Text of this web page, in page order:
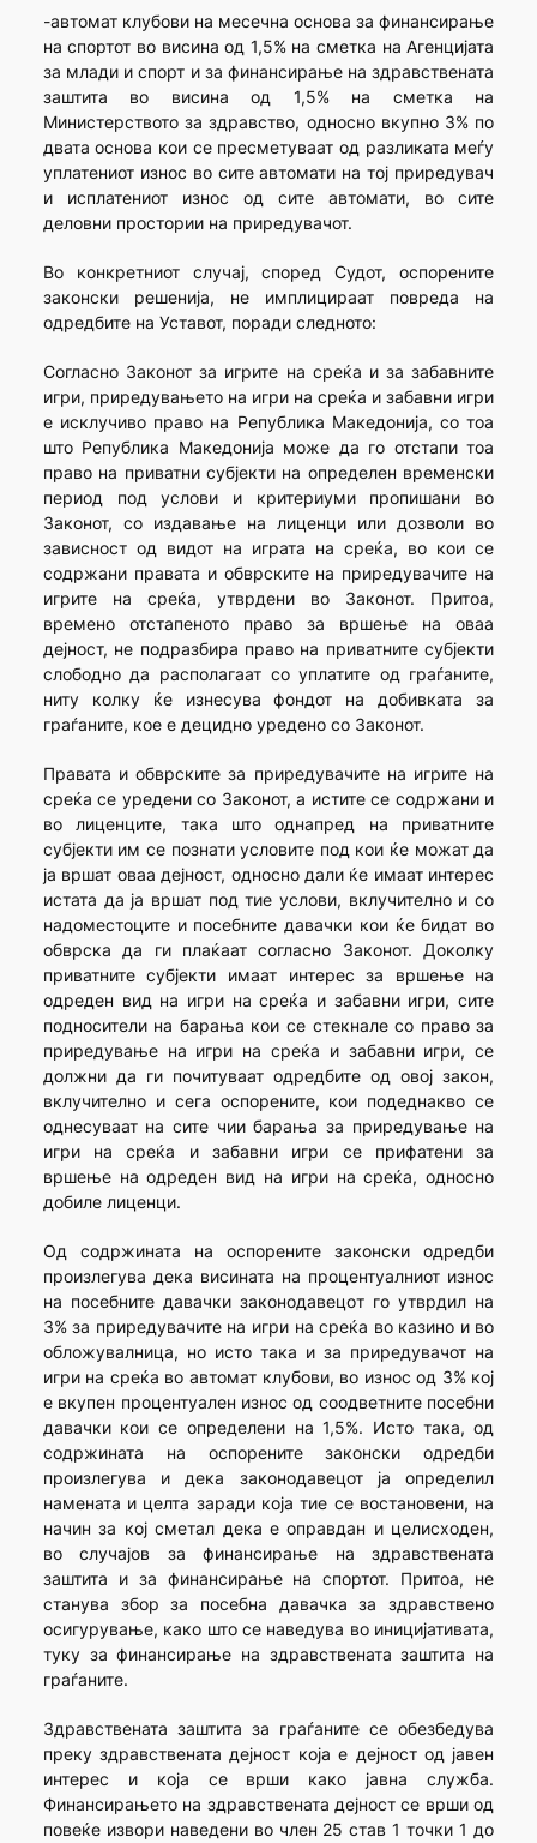
-автомат клубови на месечна основа за финансирање
на спортот во висина од 1,5% на сметка на Агенцијата
за млади и спорт и за финансирање на здравствената
заштита во висина од 1,5% на сметка на
Министерството за здравство, односно вкупно 3% по
двата основа кои се пресметуваат од разликата меѓу
уплатениот износ во сите автомати на тој приредувач
и исплатениот износ од сите автомати, во сите
деловни простории на приредувачот.
Во конкретниот случај, според Судот, оспорените
законски решенија, не имплицираат повреда на
одредбите на Уставот, поради следното:
Согласно Законот за игрите на среќа и за забавните
игри, приредувањето на игри на среќа и забавни игри
е исклучиво право на Република Македонија, со тоа
што Република Македонија може да го отстапи тоа
право на приватни субјекти на определен временски
период под услови и критериуми пропишани во
Законот, со издавање на лиценци или дозволи во
зависност од видот на играта на среќа, во кои се
содржани правата и обврските на приредувачите на
игрите на среќа, утврдени во Законот. Притоа,
времено отстапеното право за вршење на оваа
дејност, не подразбира право на приватните субјекти
слободно да располагаат со уплатите од граѓаните,
ниту колку ќе изнесува фондот на добивката за
граѓаните, кое е децидно уредено со Законот.
Правата и обврските за приредувачите на игрите на
среќа се уредени со Законот, а истите се содржани и
во лиценците, така што однапред на приватните
субјекти им се познати условите под кои ќе можат да
ја вршат оваа дејност, односно дали ќе имаат интерес
истата да ја вршат под тие услови, вклучително и со
надоместоците и посебните давачки кои ќе бидат во
обврска да ги плаќаат согласно Законот. Доколку
приватните субјекти имаат интерес за вршење на
одреден вид на игри на среќа и забавни игри, сите
подносители на барања кои се стекнале со право за
приредување на игри на среќа и забавни игри, се
должни да ги почитуваат одредбите од овој закон,
вклучително и сега оспорените, кои подеднакво се
однесуваат на сите чии барања за приредување на
игри на среќа и забавни игри се прифатени за
вршење на одреден вид на игри на среќа, односно
добиле лиценци.
Од содржината на оспорените законски одредби
произлегува дека висината на процентуалниот износ
на посебните давачки законодавецот го утврдил на
3% за приредувачите на игри на среќа во казино и во
обложувалница, но исто така и за приредувачот на
игри на среќа во автомат клубови, во износ од 3% кој
е вкупен процентуален износ од соодветните посебни
давачки кои се определени на 1,5%. Исто така, од
содржината на оспорените законски одредби
произлегува и дека законодавецот ја определил
намената и целта заради која тие се востановени, на
начин за кој сметал дека е оправдан и целисходен,
во случајов за финансирање на здравствената
заштита и за финансирање на спортот. Притоа, не
станува збор за посебна давачка за здравствено
осигурување, како што се наведува во иницијативата,
туку за финансирање на здравствената заштита на
граѓаните.
Здравствената заштита за граѓаните се обезбедува
преку здравствената дејност која е дејност од јавен
интерес и која се врши како јавна служба.
Финансирањето на здравствената дејност се врши од
повеќе извори наведени во член 25 став 1 точки 1 до